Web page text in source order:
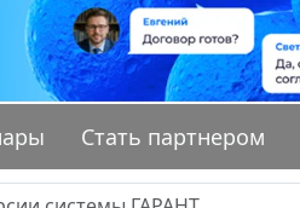
Стать партнером